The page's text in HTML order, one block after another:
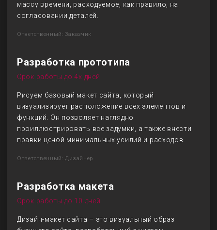
массу времени, расходуемое, как правило, на
согласовании деталей.
Ответственный: Заказчик
Разработка прототипа
Срок работы до 4х дней
Рисуем базовый макет сайта, который
визуализирует расположение всех элементов и
функций. Он позволяет наглядно
проиллюстрировать все задумки, а также внести
правки ценой минимальных усилий и расходов.
Ответственный: Дизайнер
Разработка макета
Срок работы до 10 дней
Дизайн-макет сайта – это визуальный образ